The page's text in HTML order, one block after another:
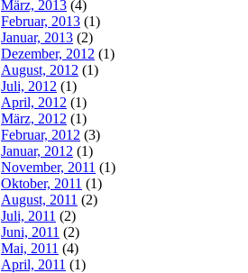
März, 2013 (4)
Februar, 2013 (1)
Januar, 2013 (2)
Dezember, 2012 (1)
August, 2012 (1)
Juli, 2012 (1)
April, 2012 (1)
März, 2012 (1)
Februar, 2012 (3)
Januar, 2012 (1)
November, 2011 (1)
Oktober, 2011 (1)
August, 2011 (2)
Juli, 2011 (2)
Juni, 2011 (2)
Mai, 2011 (4)
April, 2011 (1)